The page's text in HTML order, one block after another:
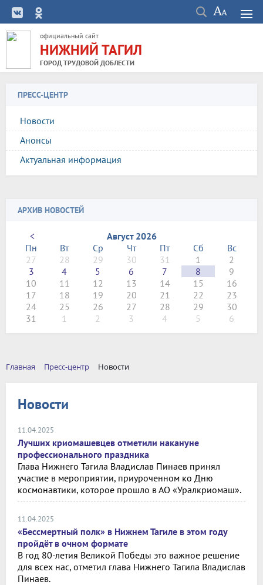
официальный сайт
НИЖНИЙ ТАГИЛ
ГОРОД ТРУДОВОЙ ДОБЛЕСТИ
ПРЕСС-ЦЕНТР
Новости
Анонсы
Актуальная информация
АРХИВ НОВОСТЕЙ
<
Август 2026
Пн
Вт Ср Чт Пт Сб
Вс
27
28 29 30 31 1
2
3
4 5 6 7 8
9
10
11 12 13 14 15
16
17
18 19 20 21 22
23
24
25 26 27 28 29
30
31
1 2 3 4 5 6
Главная Пресс-центр Новости
Новости
11.04.2025
Лучших криомашевцев отметили накануне
профессионального праздника
Глава Нижнего Тагила Владислав Пинаев принял
участие в мероприятии, приуроченном ко Дню
космонавтики, которое прошло в АО «Уралкриомаш».
11.04.2025
«Бессмертный полк» в Нижнем Тагиле в этом году
пройдёт в очном формате
В год 80-летия Великой Победы это важное решение
для всех нас, отметил глава Нижнего Тагила Владислав
Пинаев.